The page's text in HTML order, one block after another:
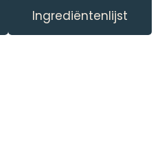
Ingrediëntenlijst